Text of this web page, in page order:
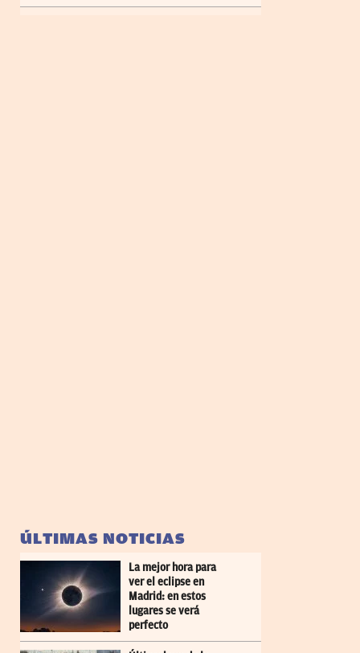
ÚLTIMAS NOTICIAS
La mejor hora para
ver el eclipse en
Madrid: en estos
lugares se verá
perfecto